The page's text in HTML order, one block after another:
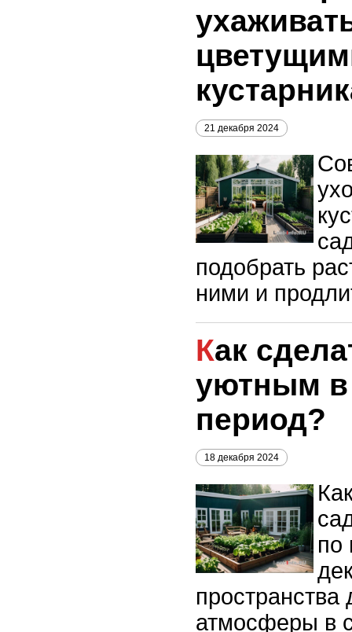
21 декабря 2024
подобрать
ними и
Как сделать сад более
уютным в
период?
18 декабря 2024
по
пространства
атмосферы в